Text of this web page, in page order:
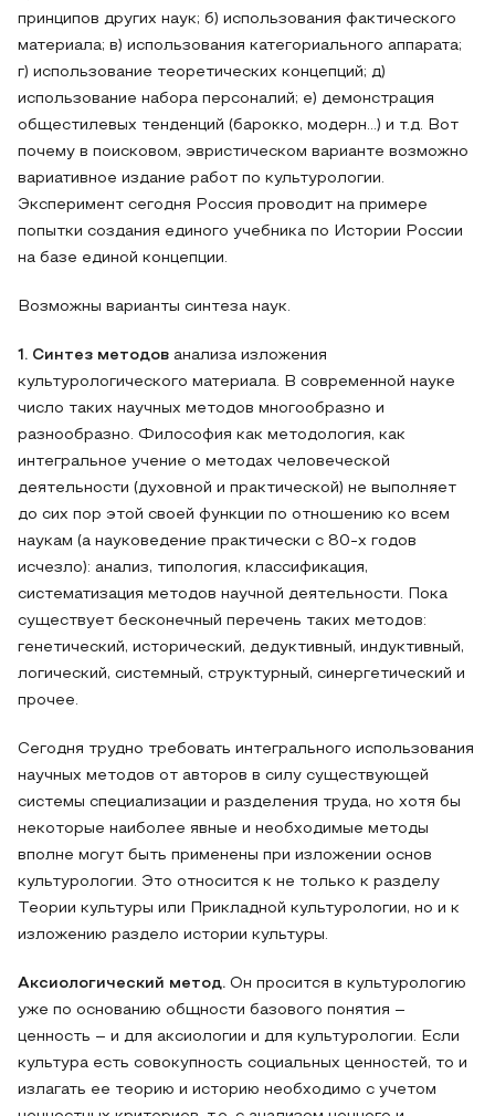
принципов других наук; б) использования фактического
материала; в) использования категориального аппарата;
г) использование теоретических концепций; д)
использование набора персоналий; е) демонстрация
общестилевых тенденций (барокко, модерн…) и т.д. Вот
почему в поисковом, эвристическом варианте возможно
вариативное издание работ по культурологии.
Эксперимент сегодня Россия проводит на примере
попытки создания единого учебника по Истории России
на базе единой концепции.
Возможны варианты синтеза наук.
1. Синтез методов анализа изложения
культурологического материала. В современной науке
число таких научных методов многообразно и
разнообразно. Философия как методология, как
интегральное учение о методах человеческой
деятельности (духовной и практической) не выполняет
до сих пор этой своей функции по отношению ко всем
наукам (а науковедение практически с 80-х годов
исчезло): анализ, типология, классификация,
систематизация методов научной деятельности. Пока
существует бесконечный перечень таких методов:
генетический, исторический, дедуктивный, индуктивный,
логический, системный, структурный, синергетический и
прочее.
Сегодня трудно требовать интегрального использования
научных методов от авторов в силу существующей
системы специализации и разделения труда, но хотя бы
некоторые наиболее явные и необходимые методы
вполне могут быть применены при изложении основ
культурологии. Это относится к не только к разделу
Теории культуры или Прикладной культурологии, но и к
изложению раздело истории культуры.
Аксиологический метод. Он просится в культурологию
уже по основанию общности базового понятия –
ценность – и для аксиологии и для культурологии. Если
культура есть совокупность социальных ценностей, то и
излагать ее теорию и историю необходимо с учетом